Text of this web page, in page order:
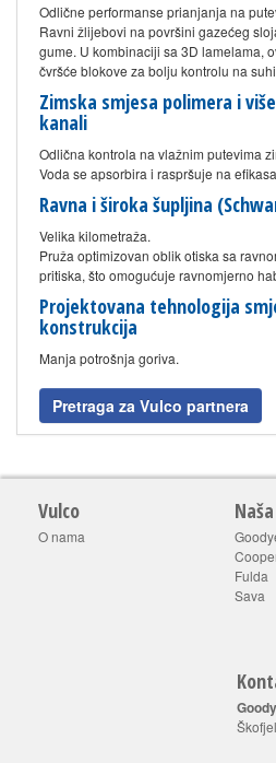
Odlične performanse prianjanja na
Ravni žlijebovi na površini gazećeg
gume. U kombinaciji sa 3D lamelama,
čvršće blokove za bolju kontrolu na
Zimska smjesa polimera i
kanali
Odlična kontrola na vlažnim putevima
Voda se apsorbira i raspršuje na
Ravna i široka šupljina
Velika kilometraža.
Pruža optimizovan oblik otiska sa
pritiska, što omogućuje ravnomjerno
Projektovana tehnologija
konstrukcija
Manja potrošnja goriva.
Pretraga za Vulco partnera
Vulco
O nama
Fulda
Sava